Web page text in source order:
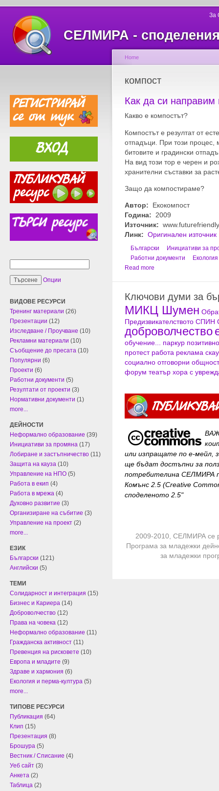
СЕЛМИРА -
За
Опции
ВИДОВЕ РЕСУРСИ
Тренинг материали (26)
Презентации (12)
Изследване / Проучване (10)
Рекламни материали (10)
Съобщение до пресата (10)
Популярни (6)
Проекти (6)
Работни документи (5)
Резултати от проекти (3)
Нормативни документи (1)
more...
ДЕЙНОСТИ
Неформално образование (39)
Инициативи за промяна (17)
Лобиране и застъпничество (11)
Защита на кауза (10)
Управление на НПО (5)
Работа в екип (4)
Работа в мрежа (4)
Духовно развитие (3)
Организиране на събитие (3)
Управление на проект (2)
more...
ЕЗИК
Български (121)
Английски (5)
ТЕМИ
Солидарност и интеграция (15)
Бизнес и Кариера (14)
Доброволчество (12)
Права на човека (12)
Неформално образование (11)
Гражданска активност (11)
Превенция на рисковете (10)
Европа и младите (9)
Здраве и хармония (6)
Екология и перма-култура (5)
more...
ТИПОВЕ РЕСУРСИ
Публикация (64)
Клип (15)
Презентация (8)
Брошура (5)
Вестник / Списание (4)
Уеб сайт (3)
Анкета (2)
Таблица (2)
Home
компост
Как да си направим
Какво е компостът?
Компостът е резултат от
отпадъци. При този процес,
битовите и градински
На вид този тор е черен и
хранителни съставки за
Защо да компостираме?
Автор:
Екокомпост
Година: 2009
Източник:
Линк: Оригинален източник
Български
Инициативи за
Работни документи
Read more
Ключови думи за
МИКЦ Шумен
Предизвикателството СПИН
доброволчество
обучение... паркур позитивно
протест работа реклама
социално отговорни
форум театър хора с
или изпращате по е-мейл,
ще бъдат достъпни за
потребителина СЕЛМИРА
Комънс 2.5 (Creative
споделеното 2.5"
2009-2010, СЕЛМИРА се
Програма за младежки
за младежки